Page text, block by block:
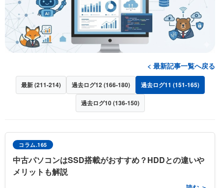
< 最新記事一覧へ戻る
最新 (211-214) 過去ログ12 (166-180) 過去ログ11 (151-165)
過去ログ10 (136-150)
コラム.165
中古パソコンはSSD搭載がおすすめ？HDDとの違いや
メリットも解説